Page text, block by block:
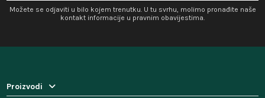
Možete se odjaviti u bilo kojem trenutku. U tu svrhu, molimo pronađite naše
kontakt informacije u pravnim obavijestima.
Proizvodi